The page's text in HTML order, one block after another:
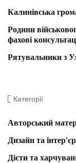
Калинівська
Родини
фахові
Рятувальники з
Категорії
Авторський
Дизайн та інтер'єр
Дієти та